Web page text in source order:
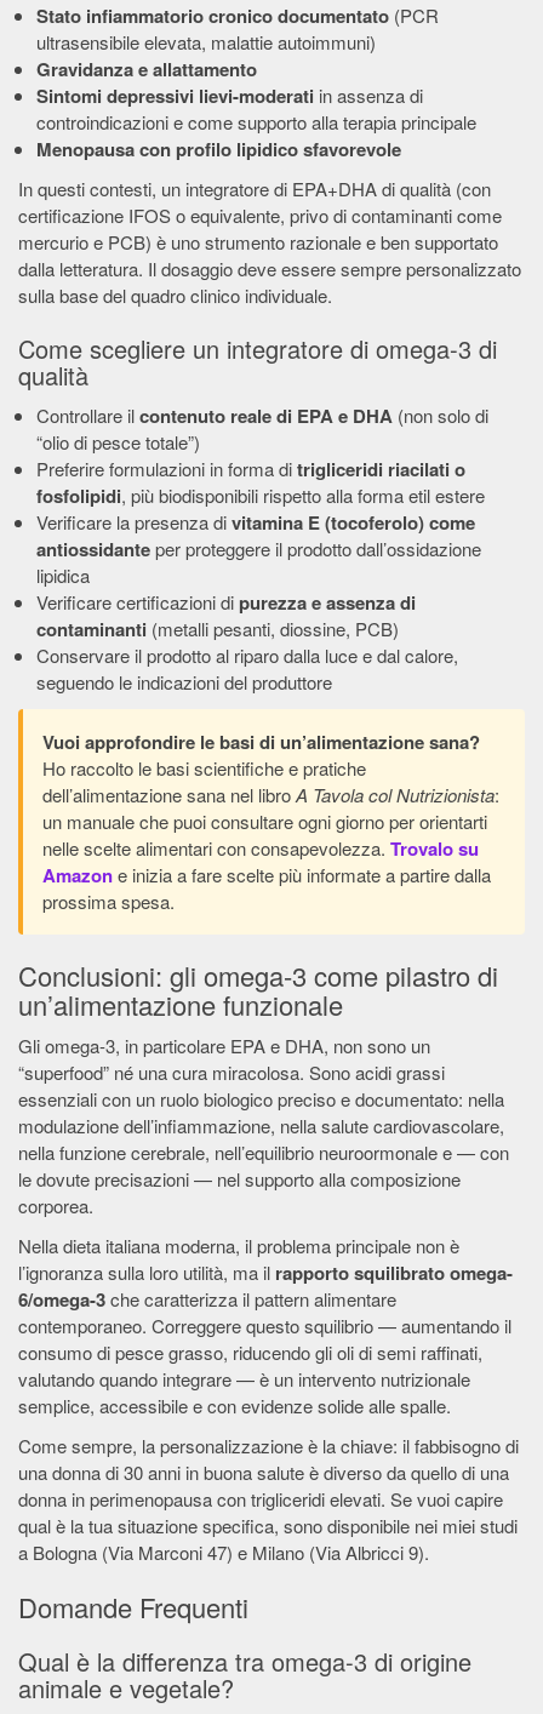
Stato infiammatorio cronico documentato (PCR
ultrasensibile elevata, malattie autoimmuni)
Gravidanza e allattamento
Sintomi depressivi lievi-moderati in assenza di
controindicazioni e come supporto alla terapia principale
Menopausa con profilo lipidico sfavorevole
In questi contesti, un integratore di EPA+DHA di qualità (con
certificazione IFOS o equivalente, privo di contaminanti come
mercurio e PCB) è uno strumento razionale e ben supportato
dalla letteratura. Il dosaggio deve essere sempre personalizzato
sulla base del quadro clinico individuale.
Come scegliere un integratore di omega-3 di
qualità
Controllare ilcontenuto reale di EPA e DHA (non solo di
“olio di pesce totale”)
Preferire formulazioni in forma ditrigliceridi riacilati o
fosfolipidi, più biodisponibili rispetto alla forma etil estere
Verificare la presenza divitamina E (tocoferolo) come
antiossidanteper proteggere il prodotto dall’ossidazione
lipidica
Verificare certificazioni dipurezza e assenza di
contaminanti (metalli pesanti, diossine, PCB)
Conservare il prodotto al riparo dalla luce e dal calore,
seguendo le indicazioni del produttore
Vuoi approfondire le basi di un’alimentazione sana?
Ho raccolto le basi scientifiche e pratiche
dell’alimentazione sana nel libroA Tavola col Nutrizionista:
un manuale che puoi consultare ogni giorno per orientarti
nelle scelte alimentari con consapevolezza. Trovalo su
Amazone inizia a fare scelte più informate a partire dalla
prossima spesa.
Conclusioni: gli omega-3 come pilastro di
un’alimentazione funzionale
Gli omega-3, in particolare EPA e DHA, non sono un
“superfood” né una cura miracolosa. Sono acidi grassi
essenziali con un ruolo biologico preciso e documentato: nella
modulazione dell’infiammazione, nella salute cardiovascolare,
nella funzione cerebrale, nell’equilibrio neuroormonale e — con
le dovute precisazioni — nel supporto alla composizione
corporea.
Nella dieta italiana moderna, il problema principale non è
l’ignoranza sulla loro utilità, ma il rapporto squilibrato omega-
6/omega-3che caratterizza il pattern alimentare
contemporaneo. Correggere questo squilibrio — aumentando il
consumo di pesce grasso, riducendo gli oli di semi raffinati,
valutando quando integrare — è un intervento nutrizionale
semplice, accessibile e con evidenze solide alle spalle.
Come sempre, la personalizzazione è la chiave: il fabbisogno di
una donna di 30 anni in buona salute è diverso da quello di una
donna in perimenopausa con trigliceridi elevati. Se vuoi capire
qual è la tua situazione specifica, sono disponibile nei miei studi
a Bologna (Via Marconi 47) e Milano (Via Albricci 9).
Domande Frequenti
Qual è la differenza tra omega-3 di origine
animale e vegetale?